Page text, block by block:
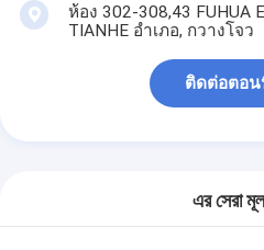
ห้อง 302-308,43 FUHUA
TIANHE อำเภอ, กวางโจว
ติดต่อตอ
এর সেরা